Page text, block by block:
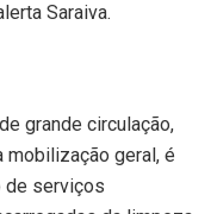
Saraiva.
grande circulação,
mobilização geral, é
de serviços